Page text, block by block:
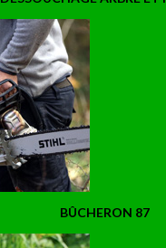
BÛCHERON 87